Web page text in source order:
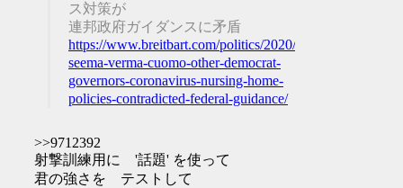
ス対策が
連邦政府ガイダンスに矛盾
https://www.breitbart.com/politics/2020/06/22/exclusive-
seema-verma-cuomo-other-democrat-
governors-coronavirus-nursing-home-
policies-contradicted-federal-guidance/
>>9712392
射撃訓練用に '話題' を使って
君の強さを テストして